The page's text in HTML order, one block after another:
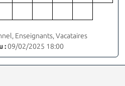
Enseignants, Vacataires
:09/02/2025 18:00